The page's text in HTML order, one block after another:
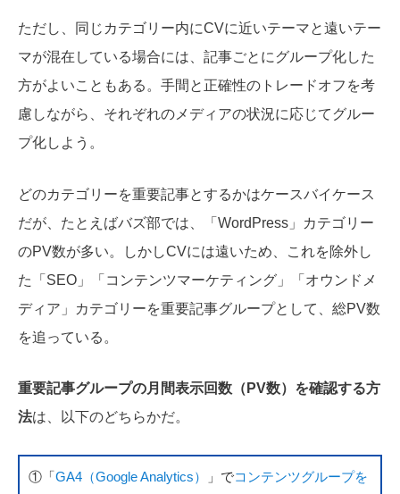
ただし、同じカテゴリー内にCVに近いテーマと遠いテー
マが混在している場合には、記事ごとにグループ化した
方がよいこともある。手間と正確性のトレードオフを考
慮しながら、それぞれのメディアの状況に応じてグルー
プ化しよう。
どのカテゴリーを重要記事とするかはケースバイケース
だが、たとえばバズ部では、「WordPress」カテゴリー
のPV数が多い。しかしCVには遠いため、これを除外し
た「SEO」「コンテンツマーケティング」「オウンドメ
ディア」カテゴリーを重要記事グループとして、総PV数
を追っている。
重要記事グループの月間表示回数（PV数）を確認する方
法は、以下のどちらかだ。
①「GA4（Google Analytics） 」でコンテンツグループを